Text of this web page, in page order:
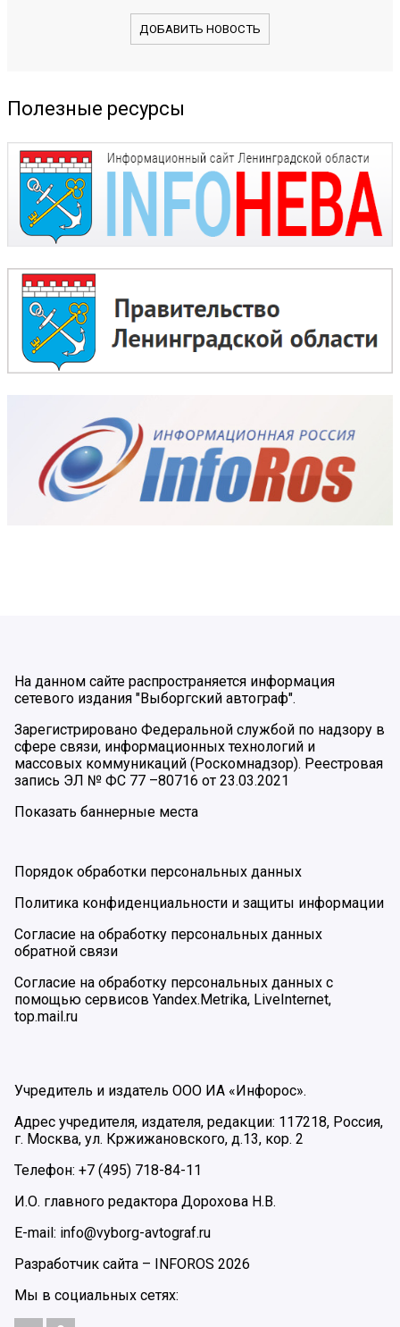
ДОБАВИТЬ НОВОСТЬ
Полезные ресурсы
На данном сайте распространяется информация
сетевого издания "Выборгский автограф".
Зарегистрировано Федеральной службой по надзору в
сфере связи, информационных технологий и
массовых коммуникаций (Роскомнадзор). Реестровая
запись ЭЛ № ФС 77 –80716 от 23.03.2021
Показать баннерные места
Порядок обработки персональных данных
Политика конфиденциальности и защиты информации
Согласие на обработку персональных данных
обратной связи
Согласие на обработку персональных данных с
помощью сервисов Yandex.Metrika, LiveInternet,
top.mail.ru
Учредитель и издатель ООО ИА «Инфорос».
Адрес учредителя, издателя, редакции: 117218, Россия,
г. Москва, ул. Кржижановского, д.13, кор. 2
Телефон: +7 (495) 718-84-11
И.О. главного редактора Дорохова Н.В.
E-mail: info@vyborg-avtograf.ru
Разработчик сайта –
INFOROS 2026
Мы в социальных сетях: